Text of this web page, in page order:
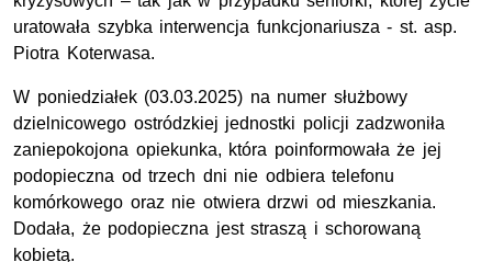
uratowała szybka interwencja funkcjonariusza - st. asp.
Piotra Koterwasa.
W poniedziałek (03.03.2025) na numer służbowy
dzielnicowego ostródzkiej jednostki policji zadzwoniła
zaniepokojona opiekunka, która poinformowała że jej
podopieczna od trzech dni nie odbiera telefonu
komórkowego oraz nie otwiera drzwi od mieszkania.
Dodała, że podopieczna jest straszą i schorowaną
kobietą.